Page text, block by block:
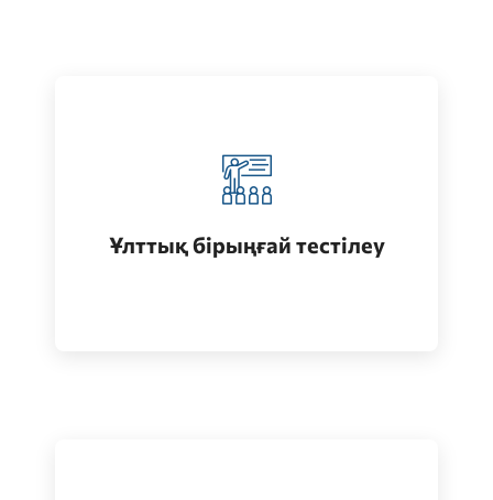
Ұлттық бірыңғай тестілеу
Қазақстанда жоғары білім алу
(бакалавриат)
Өту